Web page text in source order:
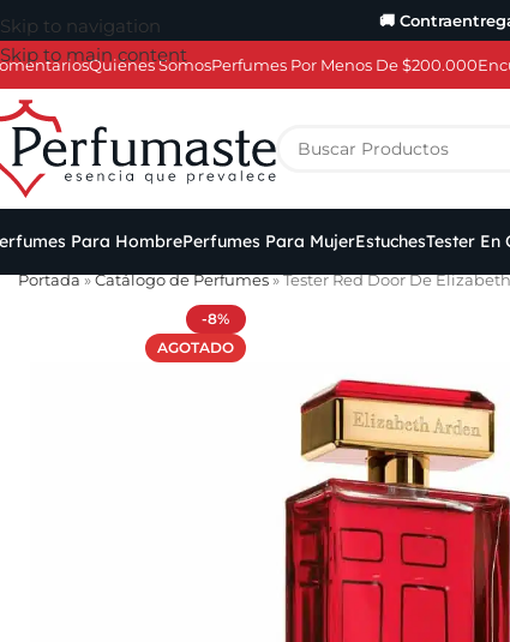
🚚
Skip to navigation
Skip to main content
Quiénes SomosPerfumes Por Menos De $200.000
Para HombrePerfumes Para MujerEstuchesTester En
Portada»Catálogo de Perfumes»Tester Red Door De
-8%
AGOTADO